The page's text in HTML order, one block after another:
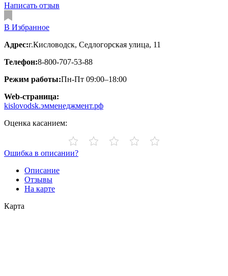
Написать отзыв
В Избранное
Адрес:г.Кисловодск, Седлогорская улица, 11
Телефон:8-800-707-53-88
Режим работы:Пн-Пт 09:00–18:00
Web-страница:
kislovodsk.эмменеджмент.рф
Оценка касанием:
Ошибка в описании?
Описание
Отзывы
На карте
Карта